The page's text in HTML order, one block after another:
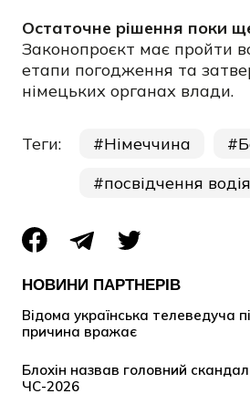
Остаточне рішення поки
Законопроєкт має пройти
етапи погодження та
німецьких органах влади.
Теги: Німеччина
посвідчення водія